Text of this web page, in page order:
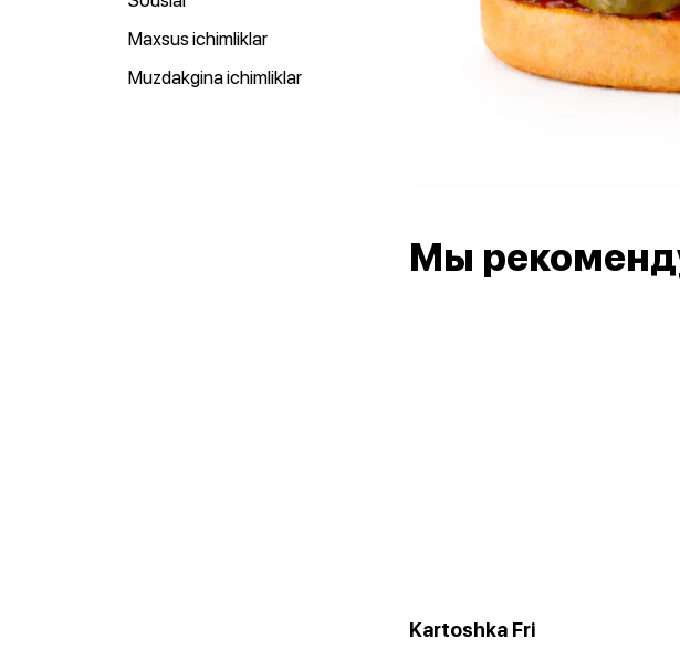
Maxsus ichimliklar
Muzdakgina ichimliklar
Мы
Kartoshka Fri